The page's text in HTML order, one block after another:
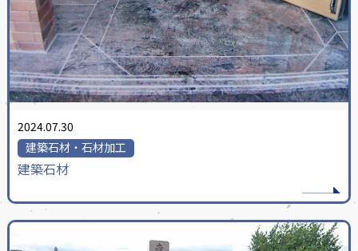
2024.07.30
建築石材・石材加工
建築石材